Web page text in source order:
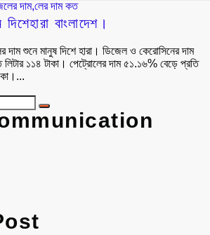
বাংলাদেশ।
দাম শুনে মানুষ ‍দিশে হারা। ডিজেল ও কেরোসিনের দাম
১১৪ টাকা। পেট্রোলের দাম ৫১.১৬% বেড়ে প্রতি